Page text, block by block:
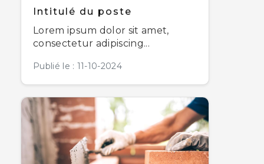
Intitulé du poste
Lorem ipsum dolor sit amet,
consectetur adipiscing...
Publié le : 11-10-2024